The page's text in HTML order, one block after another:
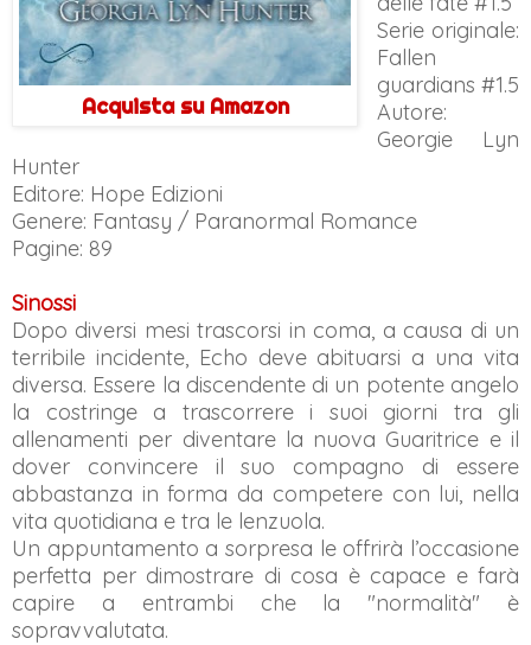
Acquista su Amazon
Serie originale:
Fallen
guardians #1.5
Autore:
Georgie Lyn
Hunter
Editore: Hope Edizioni
Genere: Fantasy / Paranormal Romance
Pagine: 89
Sinossi
Dopo diversi mesi trascorsi in coma, a causa di un
terribile incidente, Echo deve abituarsi a una vita
diversa. Essere la discendente di un potente angelo
la costringe a trascorrere i suoi giorni tra gli
allenamenti per diventare la nuova Guaritrice e il
dover convincere il suo compagno di essere
abbastanza in forma da competere con lui, nella
vita quotidiana e tra le lenzuola.
Un appuntamento a sorpresa le offrirà l’occasione
perfetta per dimostrare di cosa è capace e farà
capire a entrambi che la "normalità" è
sopravvalutata.